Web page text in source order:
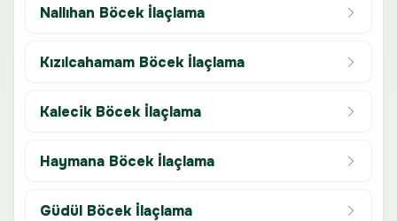
Nallıhan Böcek İlaçlama
Kızılcahamam Böcek İlaçlama
Kalecik Böcek İlaçlama
Haymana Böcek İlaçlama
Güdül Böcek İlaçlama